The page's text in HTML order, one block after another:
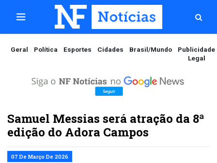
Geral Política Esportes Cidades Brasil/Mundo
Publicidade
Legal
Samuel Messias será atração da 8ª
edição do Adora Campos
07 De Março De 2026